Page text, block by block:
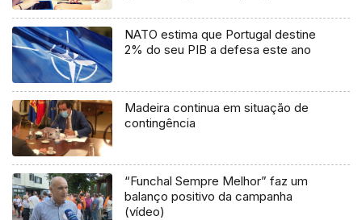
NATO estima que Portugal destine
2% do seu PIB a defesa este ano
Madeira continua em situação de
contingência
“Funchal Sempre Melhor” faz um
balanço positivo da campanha
(vídeo)